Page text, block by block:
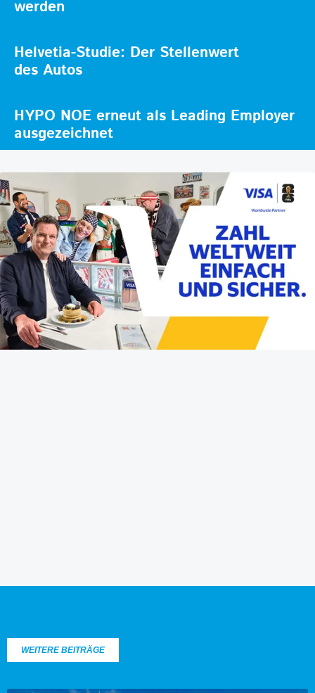
werden
Helvetia-Studie: Der Stellenwert
des Autos
HYPO NOE erneut als Leading Employer
ausgezeichnet
WEITERE BEITRÄGE